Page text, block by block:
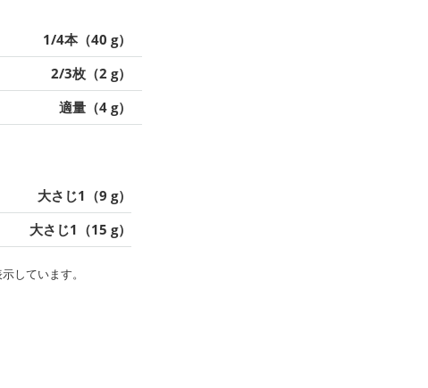
1/4本（40 g）
2/3枚（2 g）
適量（4 g）
大さじ1（9 g）
大さじ1（15 g）
しています。